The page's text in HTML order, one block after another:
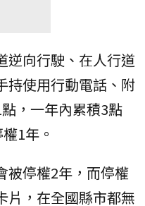
逆向行駛、在人行道
持使用行動電話、附
，一年內累積3點
1年。
被停權2年，而停權
片，在全國縣市都無